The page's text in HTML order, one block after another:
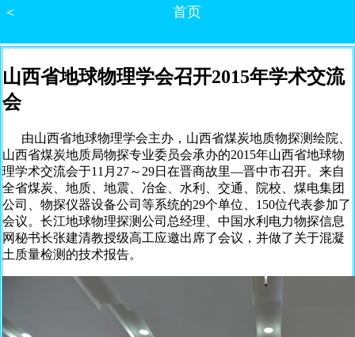
＜ 首页
山西省地球物理学会召开2015年学术交流
会
由山西省地球物理学会主办，山西省煤炭地质物探测绘院、
山西省煤炭地质局物探专业委员会承办的2015年山西省地球物
理学术交流会于11月27～29日在晋商故里—晋中市召开。来自
全省煤炭、地质、地震、冶金、水利、交通、院校、煤电集团
公司、物探仪器设备公司等系统的29个单位、150位代表参加了
会议。长江地球物理探测公司总经理、中国水利电力物探信息
网秘书长张建清教授级高工应邀出席了会议，并做了关于混凝
土质量检测的技术报告。